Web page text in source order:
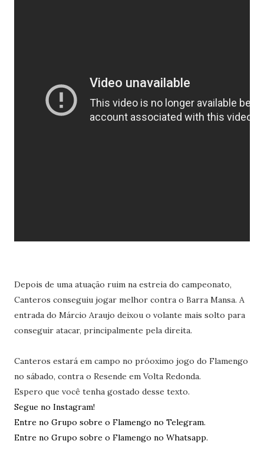
Depois de uma atuação ruim na estreia do campeonato,
Canteros conseguiu jogar melhor contra o Barra Mansa. A
entrada do Márcio Araujo deixou o volante mais solto para
conseguir atacar, principalmente pela direita.
Canteros estará em campo no próoximo jogo do Flamengo
no sábado, contra o Resende em Volta Redonda.
Espero que você tenha gostado desse texto.
Segue no Instagram!
Entre no Grupo sobre o Flamengo no Telegram.
Entre no Grupo sobre o Flamengo no Whatsapp.